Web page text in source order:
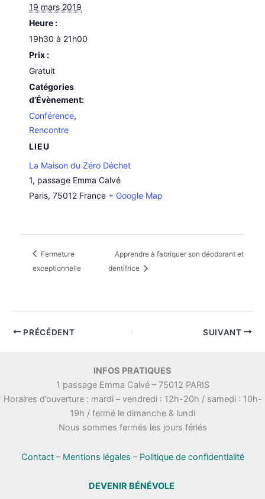
19 mars 2019
Heure :
19h30 à 21h00
Prix :
Gratuit
Catégories
d’Évènement:
Conférence,
Rencontre
LIEU
La Maison du Zéro Déchet
1, passage Emma Calvé
Paris, 75012 France + Google Map
Fermeture
exceptionnelle
Apprendre à fabriquer son déodorant et
dentifrice
PRÉCÉDENT SUIVANT
INFOS PRATIQUES
1 passage Emma Calvé – 75012 PARIS
Horaires d’ouverture : mardi – vendredi : 12h-20h / samedi : 10h-
19h / fermé le dimanche & lundi
Nous sommes fermés les jours fériés
Contact– Mentions légales – Politique de confidentialité
DEVENIR BÉNÉVOLE